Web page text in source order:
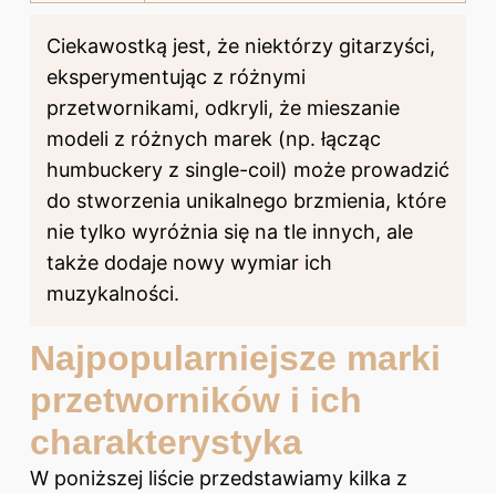
Ciekawostką jest, że niektórzy gitarzyści,
eksperymentując z różnymi
przetwornikami, odkryli, że mieszanie
modeli z różnych marek (np. łącząc
humbuckery z single-coil) może prowadzić
do stworzenia unikalnego brzmienia, które
nie tylko wyróżnia się na tle innych, ale
także dodaje nowy wymiar ich
muzykalności.
Najpopularniejsze marki
przetworników i ich
charakterystyka
W poniższej liście przedstawiamy kilka z